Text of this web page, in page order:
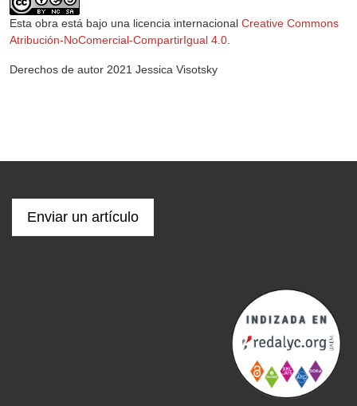
Esta obra está bajo una licencia internacional Creative Commons
Atribución-NoComercial-CompartirIgual 4.0
Derechos de autor 2021 Jessica Visotsky
Enviar un artículo